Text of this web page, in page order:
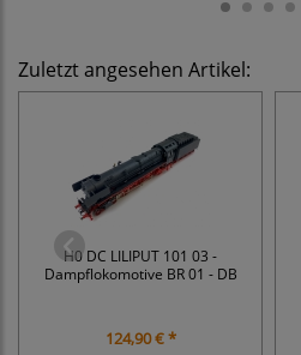
Zuletzt angesehen Artikel:
H0 DC LILIPUT 101 03 -
Dampflokomotive BR 01 - DB
124,90 € *